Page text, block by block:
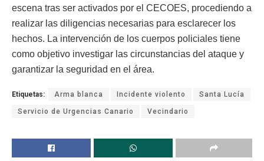
escena tras ser activados por el CECOES, procediendo a
realizar las diligencias necesarias para esclarecer los
hechos. La intervención de los cuerpos policiales tiene
como objetivo investigar las circunstancias del ataque y
garantizar la seguridad en el área.
Etiquetas: Arma blanca Incidente violento Santa Lucía
Servicio de Urgencias Canario Vecindario